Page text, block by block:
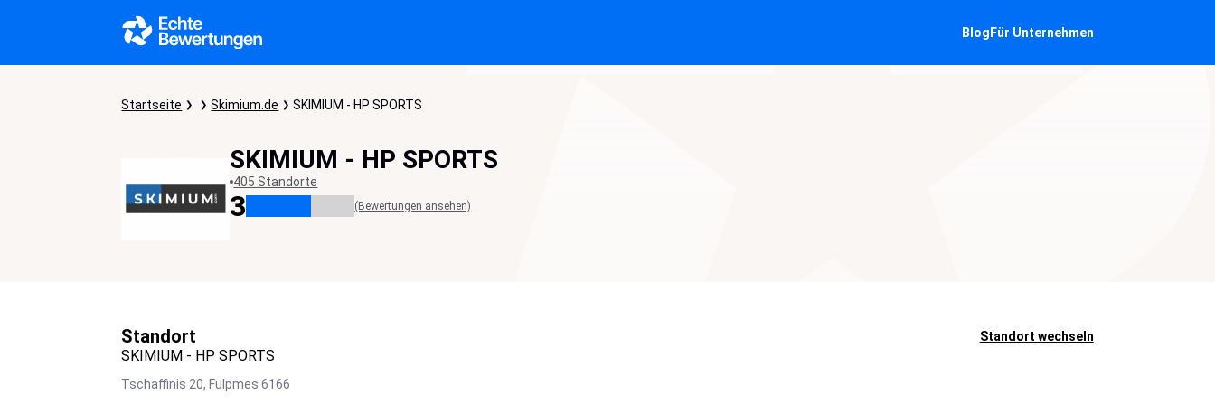
Blog Für Unternehmen
Startseite Skimium.de SKIMIUM - HP SPORTS
SKIMIUM - HP SPORTS
405 Standorte
3 (Bewertungen ansehen)
Standort Standort wechseln
SKIMIUM - HP SPORTS
Tschaffinis 20, Fulpmes 6166